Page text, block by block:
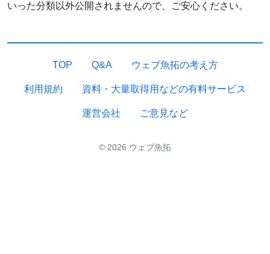
いった分類以外公開されませんので、ご安心ください。
TOP Q&A ウェブ魚拓の考え方
利用規約 資料・大量取得用などの有料サービス
運営会社 ご意見など
© 2026 ウェブ魚拓